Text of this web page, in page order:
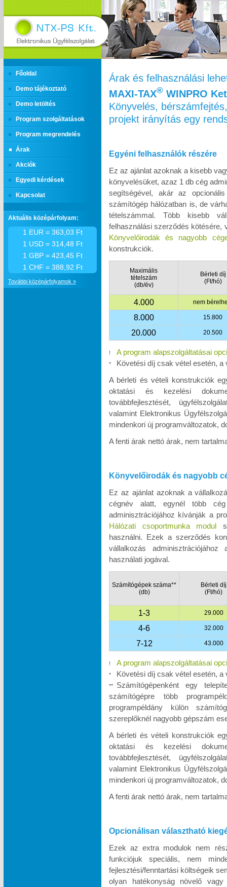
Főoldal
Demo tájékoztató
Demo letöltés
Program szolgáltatások
Program megrendelés
Árak
Akciók
Egyedi kérdések
Kapcsolat
Árak és felhasználási
MAXI‑TAX® WINPRO
Könyvelés,
projekt irányítás egy
Egyéni felhasználók részére
Ez az ajánlat azoknak a kisebb
könyvelésüket, azaz 1 db cég
segítségével, akár az
számítógép hálózatban is, de
tételszámmal. Több kisebb
felhasználási szerződés kötésére,
Könyvelőirodák és nagyobb
konstrukciók.
Maximális
tételszám
(db/év)
Bérleti díj
(Ft/hó)
4.000 nem
8.000 15.800
20.000 20.500
! A program alapszolgáltatásai
*
Követési díj csak vétel esetén, a
A bérleti és vételi konstrukciók
oktatási és kezelési
továbbfejlesztését,
valamint Elektronikus
mindenkori új programváltozatok,
A fenti árak nettó árak, nem
Könyvelőirodák és nagyobb
Ez az ajánlat azoknak a
cégnév alatt, egynél több
adminisztrációjához kívánják a
Hálózati csoportmunka modul
használni. Ezek a szerződés
vállalkozás
használati jogával.
Számítógépek száma**
(db)
Bérleti díj
(Ft/hó)
1-3 29.000
4-6 32.000
7-12 43.000
! A program alapszolgáltatásai
* Követési díj csak vétel esetén, a
**
Számítógépenként egy
számítógépre több
programpéldány külön
szereplőknél nagyobb gépszám
A bérleti és vételi konstrukciók
oktatási és kezelési
továbbfejlesztését,
valamint Elektronikus
mindenkori új programváltozatok,
A fenti árak nettó árak, nem
Opcionálisan választható
Ezek az extra modulok nem
funkciójuk speciális, nem
fejlesztési/fenntartási költségeik
olyan hatékonyság növelő
Aktuális középárfolyam:
1 EUR = 363,03 Ft
1 USD = 314,48 Ft
1 GBP = 423,45 Ft
1 CHF = 388,92 Ft
További középárfolyamok »